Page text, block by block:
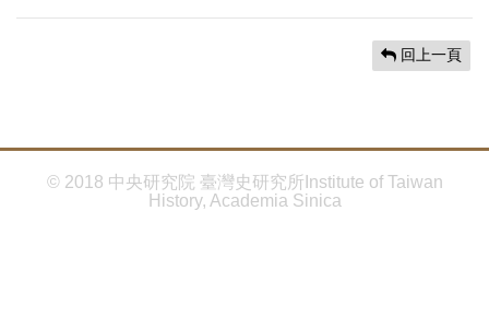
回上一頁
© 2018 中央研究院 臺灣史研究所Institute of Taiwan
History, Academia Sinica